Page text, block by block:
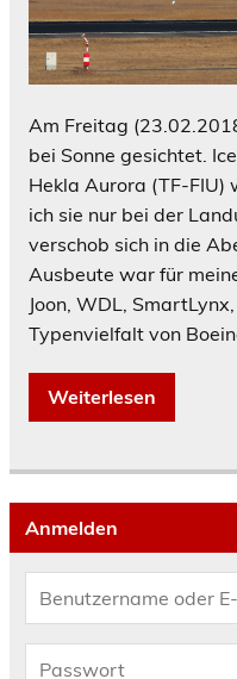
Am Freitag
bei Sonne gesichtet.
Hekla Aurora (TF-FIU)
ich sie nur bei der
verschob sich in die
Ausbeute war für
Joon, WDL,
Typenvielfalt von
Weiterlesen
Anmelden